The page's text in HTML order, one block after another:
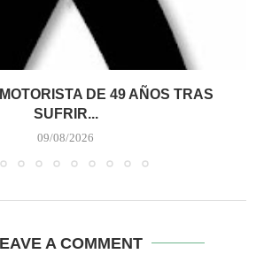
DE 49 AÑOS TRAS
SUFRIR...
09/08/2026
A COMMENT